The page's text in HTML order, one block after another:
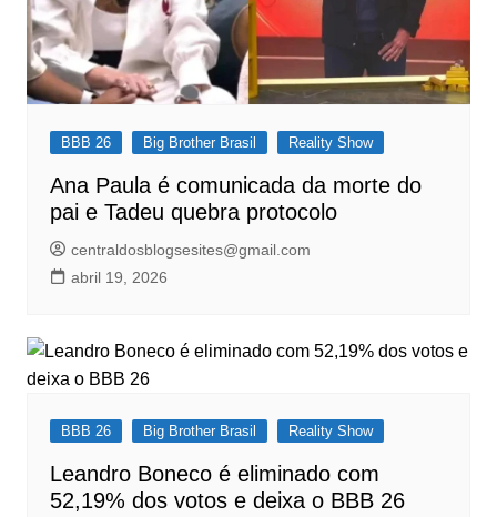
BBB 26 Big Brother Brasil Reality Show
Ana Paula é comunicada da morte do
pai e Tadeu quebra protocolo
centraldosblogsesites@gmail.com
abril 19, 2026
BBB 26 Big Brother Brasil Reality Show
Leandro Boneco é eliminado com
52,19% dos votos e deixa o BBB 26